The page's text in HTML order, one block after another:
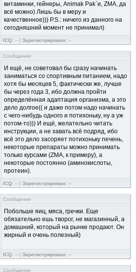
витаминки, гейнеры, Animak Pak`и, ZMA, да
всё можно) Лишь бы в меру и
качественное))) P.S.: ничего из данного на
сегодняшний момент не принимал)
ICQ: -- | Зарегистрирован: --
Сообщение
И ещё, не советовал бы сразу начинать
заниматься со спортивным питанием, надо
хотя бы месяцев 5, фактически же, лучше
бы через года 3, ибо должна пройти
определённая адаптация организма, а это
дело долгое(( и даже потом надо начинать
с чего-нибудь одного и потихоньку, ну а уж
потом-то))) И ещё, желательно читать
инструкции, а не хавать всё подряд, ибо
всё это дело засоряет потихоньку печень,
некоторые препараты можно принимать
только курсами (ZMA, к примеру), а
некоторые постоянно (аминокислоты,
протеин).
ICQ: -- | Зарегистрирован: --
Сообщение
Побольше яиц, мяса, гречки. Еще
обязательно ешь творог, не магазинный, а
домашний, который на рынке продают. Он
жирный и очень полезный)
ICQ: -- | Зарегистрирован: --
Сообщение